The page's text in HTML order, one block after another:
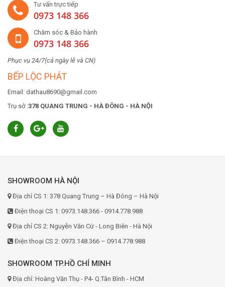
Tư vấn trực tiếp
0973 148 366
Chăm sóc & Bảo hành
0973 148 366
Phục vụ 24/7(cả ngày lễ và CN)
BẾP LỘC PHÁT
Email: dathau8690@gmail.com
Trụ sở :378 QUANG TRUNG - HÀ ĐÔNG - HÀ NỘI
SHOWROOM HÀ NỘI
Địa chỉ CS 1: 378 Quang Trung – Hà Đông – Hà Nội
Điện thoại CS 1: 0973.148.366 - 0914.778.988
Địa chỉ CS 2: Nguyễn Văn Cừ - Long Biên - Hà Nội
Điện thoại CS 2: 0973.148.366 – 0914.778.988
SHOWROOM TP.HỒ CHÍ MINH
Địa chỉ: Hoàng Văn Thụ - P4- Q.Tân Bình - HCM